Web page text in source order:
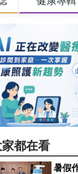
家都在看
暑假